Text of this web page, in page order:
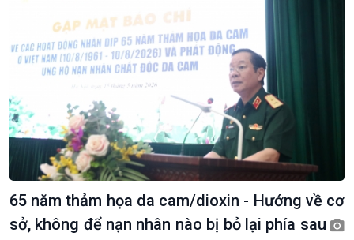
Kinh tế
Tin Kinh tế
Trước giờ mở cửa
Dòng chảy Kinh tế
Sức sống hàng Việt
Khởi nghiệp
Nông nghiệp & Biển đảo
Tin Nông nghiệp & Biển
đảo
Mùa vàng
Biển đảo Việt Nam
Tâm tình biên giới và hải
65 năm thảm họa da cam/dioxin - Hướng về cơ
sở, không để nạn nhân nào bị bỏ lại phía sau